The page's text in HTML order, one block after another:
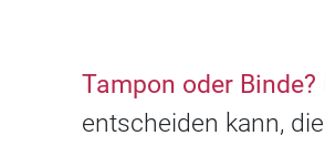
Tampon oder Binde?
entscheiden kann,